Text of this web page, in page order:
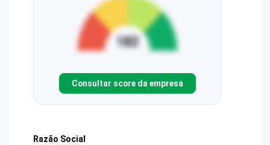
Consultar score da empresa
Razão Social